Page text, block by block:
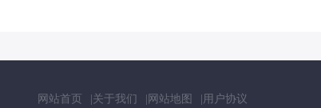
网站首页 关于我们 网站地图 用户协议